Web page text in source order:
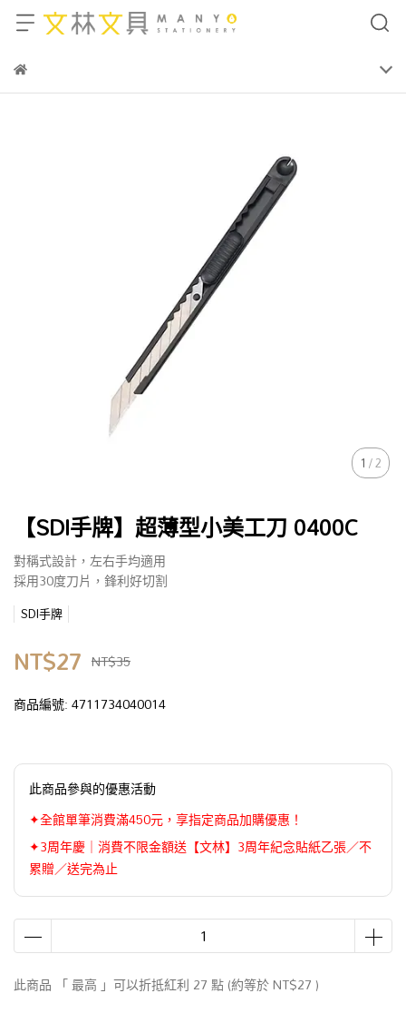
1/2
【SDI手牌】超薄型小美工刀 0400C
對稱式設計，左右手均適用
採用30度刀片，鋒利好切割
SDI手牌
NT$27 NT$35
商品編號:4711734040014
此商品參與的優惠活動
✦全館單筆消費滿450元，享指定商品加購優惠！
✦3周年慶｜消費不限金額送【文林】3周年紀念貼紙乙張／不
累贈／送完為止
此商品 「 最高 」可以折抵紅利 27點 (約等於NT$27)